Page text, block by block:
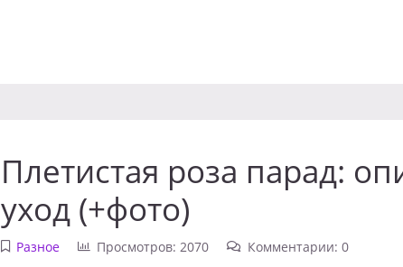
Плетистая роза парад:
уход (+фото)
Разное Просмотров: 2070 Комментарии: 0